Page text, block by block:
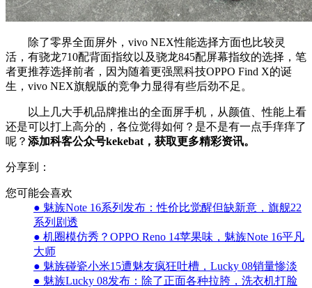
除了零界全面屏外，vivo NEX性能选择方面也比较灵
活，有骁龙710配背面指纹以及骁龙845配屏幕指纹的选择，笔
者更推荐选择前者，因为随着更强黑科技OPPO Find X的诞
生，vivo NEX旗舰版的竞争力显得有些后劲不足。
以上几大手机品牌推出的全面屏手机，从颜值、性能上看
还是可以打上高分的，各位觉得如何？是不是有一点手痒痒了
呢？ 添加科客公众号kekebat，获取更多精彩资讯。
分享到：
您可能会喜欢
● 魅族Note 16系列发布：性价比觉醒但缺新意，旗舰22
系列剧透
● 机圈模仿秀？OPPO Reno 14苹果味，魅族Note 16平凡
大师
● 魅族碰瓷小米15遭魅友疯狂吐槽，Lucky 08销量惨淡
● 魅族Lucky 08发布：除了正面各种拉胯，洗衣机打脸